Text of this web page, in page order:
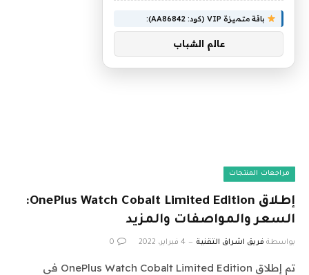
مراجعات المنتجات
إطلاق OnePlus Watch Cobalt Limited Edition:
السعر والمواصفات والمزيد
بواسطة فريق اشراق التقنية 4 فبراير، 2022 0
تم إطلاق OnePlus Watch Cobalt Limited Edition في
باقة متميزة VIP (كود: AA86842):
عالم الشباب